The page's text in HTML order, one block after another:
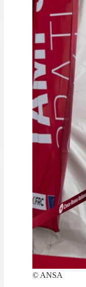
© ANSA